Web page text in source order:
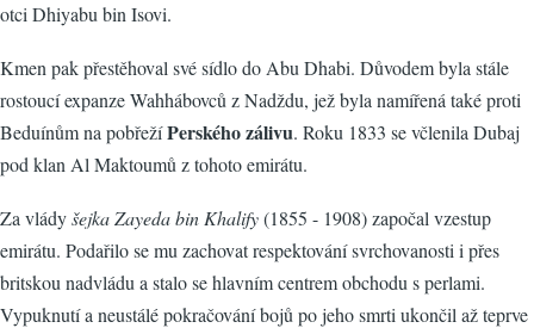
otci Dhiyabu bin Isovi.
Kmen pak přestěhoval své sídlo do Abu Dhabi. Důvodem byla stále
rostoucí expanze Wahhábovců z Nadždu, jež byla namířená také proti
Beduínům na pobřežíPerského zálivu. Roku 1833 se včlenila Dubaj
pod klan Al Maktoumů z tohoto emirátu.
Za vládyšejka Zayeda bin Khalify(1855 - 1908) započal vzestup
emirátu. Podařilo se mu zachovat respektování svrchovanosti i přes
britskou nadvládu a stalo se hlavním centrem obchodu s perlami.
Vypuknutí a neustálé pokračování bojů po jeho smrti ukončil až teprve